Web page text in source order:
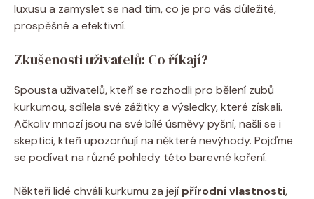
luxusu a zamyslet se nad tím, co je pro vás důležité,
prospěšné a efektivní.
Zkušenosti uživatelů: Co říkají?
Spousta uživatelů, kteří se rozhodli pro bělení zubů
kurkumou, sdílela své zážitky a výsledky, které získali.
Ačkoliv mnozí jsou na své bílé úsměvy pyšní, našli se i
skeptici, kteří upozorňují na některé nevýhody. Pojďme
se podívat na různé pohledy této barevné koření.
Někteří lidé chválí kurkumu za její přírodní vlastnosti,